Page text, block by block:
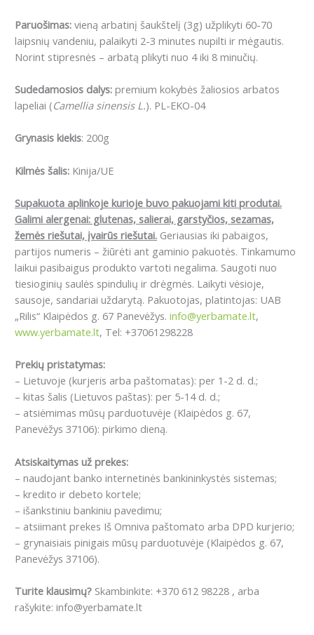
Paruošimas: vieną arbatinį šaukštelį (3g) užplikyti 60-70
laipsnių vandeniu, palaikyti 2-3 minutes nupilti ir mėgautis.
Norint stipresnės – arbatą plikyti nuo 4 iki 8 minučių.
Sudedamosios dalys: premium kokybės žaliosios arbatos
lapeliai (Camellia sinensis L.). PL-EKO-04
Grynasis kiekis: 200g
Kilmės šalis: Kinija/UE
Supakuota aplinkoje kurioje buvo pakuojami kiti produtai.
Galimi alergenai: glutenas, salierai, garstyčios, sezamas,
žemės riešutai, įvairūs riešutai. Geriausias iki pabaigos,
partijos numeris – žiūrėti ant gaminio pakuotės. Tinkamumo
laikui pasibaigus produkto vartoti negalima. Saugoti nuo
tiesioginių saulės spindulių ir drėgmės. Laikyti vėsioje,
sausoje, sandariai uždarytą. Pakuotojas, platintojas: UAB
„Rilis“ Klaipėdos g. 67 Panevėžys. info@yerbamate.lt,
www.yerbamate.lt, Tel: +37061298228
Prekių pristatymas:
– Lietuvoje (kurjeris arba paštomatas): per 1-2 d. d.;
– kitas šalis (Lietuvos paštas): per 5-14 d. d.;
– atsiėmimas mūsų parduotuvėje (Klaipėdos g. 67,
Panevėžys 37106): pirkimo dieną.
Atsiskaitymas už prekes:
– naudojant banko internetinės bankininkystės sistemas;
– kredito ir debeto kortele;
– išankstiniu bankiniu pavedimu;
– atsiimant prekes Iš Omniva paštomato arba DPD kurjerio;
– grynaisiais pinigais mūsų parduotuvėje (Klaipėdos g. 67,
Panevėžys 37106).
Turite klausimų? Skambinkite: +370 612 98228 , arba
rašykite: info@yerbamate.lt